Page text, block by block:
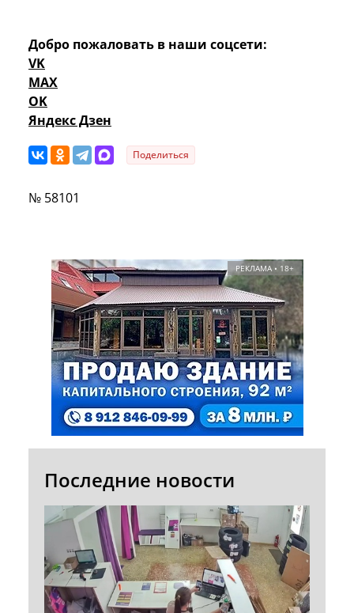
Добро пожаловать в наши соцсети:
VK
MAX
OK
Яндекс Дзен
Поделиться
№ 58101
РЕКЛАМА • 18+
Последние новости